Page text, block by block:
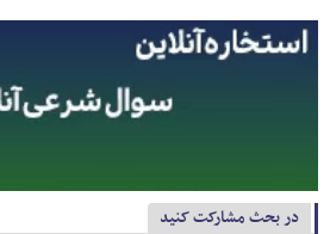
در بحث مشارکت کنید